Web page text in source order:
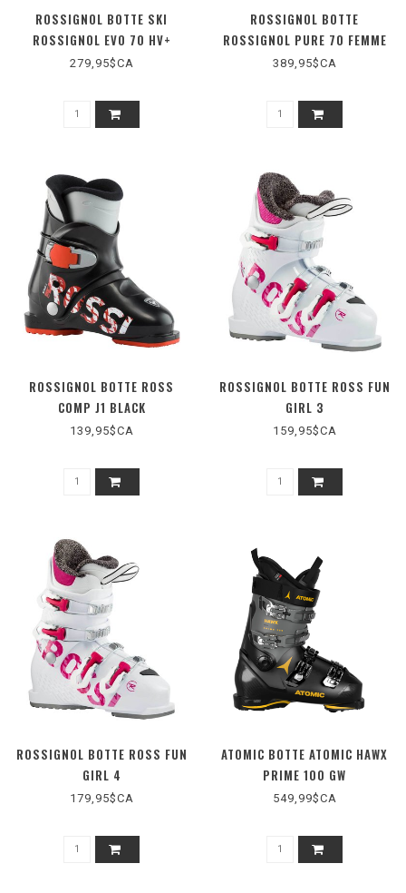
ROSSIGNOL BOTTE SKI
ROSSIGNOL EVO 70 HV+
279,95$CA
ROSSIGNOL BOTTE
ROSSIGNOL PURE 70 FEMME
389,95$CA
ROSSIGNOL BOTTE ROSS
COMP J1 BLACK
139,95$CA
ROSSIGNOL BOTTE ROSS FUN
GIRL 3
159,95$CA
ROSSIGNOL BOTTE ROSS FUN
GIRL 4
179,95$CA
ATOMIC BOTTE ATOMIC HAWX
PRIME 100 GW
549,99$CA